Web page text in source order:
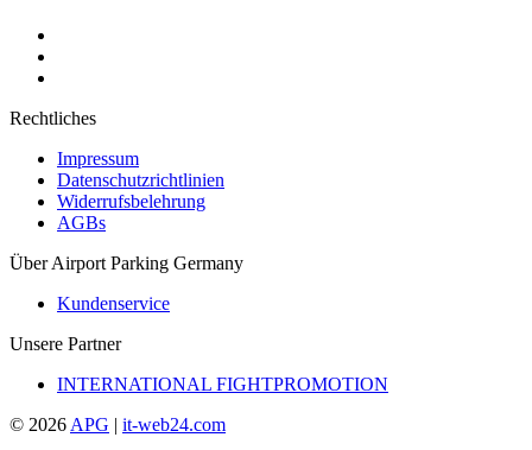
Rechtliches
Impressum
Datenschutzrichtlinien
Widerrufsbelehrung
AGBs
Über Airport Parking Germany
Kundenservice
Unsere Partner
INTERNATIONAL FIGHTPROMOTION
© 2026APG | it-web24.com